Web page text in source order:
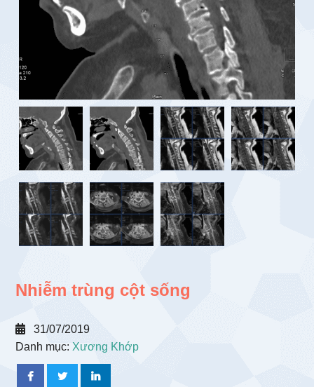
Nhiễm trùng cột sống
31/07/2019
Danh mục:Xương Khớp